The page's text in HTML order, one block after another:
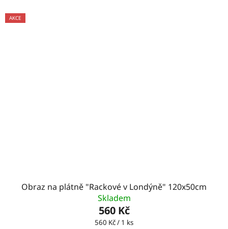
AKCE
Obraz na plátně "Rackové v Londýně" 120x50cm
Skladem
560 Kč
Měrná
560 Kč / 1 ks